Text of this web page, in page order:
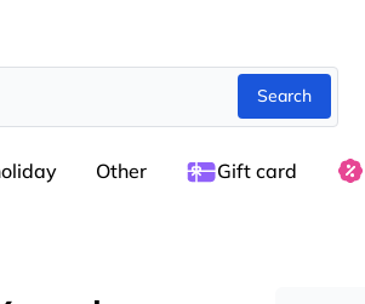
Search
Other Gift card